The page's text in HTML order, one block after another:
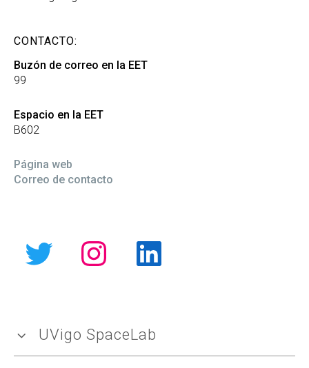
CONTACTO:
Buzón de correo en la EET
99
Espacio en la EET
B602
Página web
Correo de contacto
TwitterInstagram
LinkedIn
UVigo SpaceLab